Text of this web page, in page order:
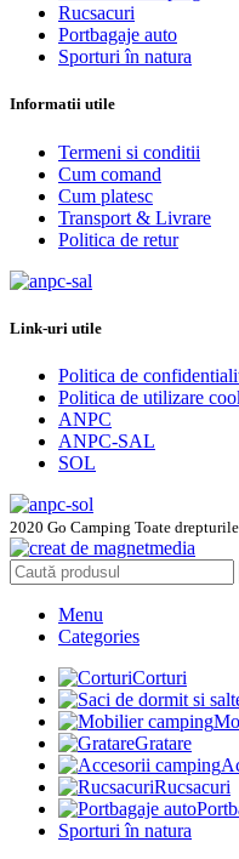
Rucsacuri
Portbagaje auto
Sporturi în natura
Informatii utile
Termeni si conditii
Cum comand
Cum platesc
Transport & Livrare
Politica de retur
Link-uri utile
Politica de
Politica de utilizare
ANPC
ANPC-SAL
SOL
2020 Go Camping Toate drepturile
Menu
Categories
Corturi
Gratare
Rucsacuri
Sporturi în natura